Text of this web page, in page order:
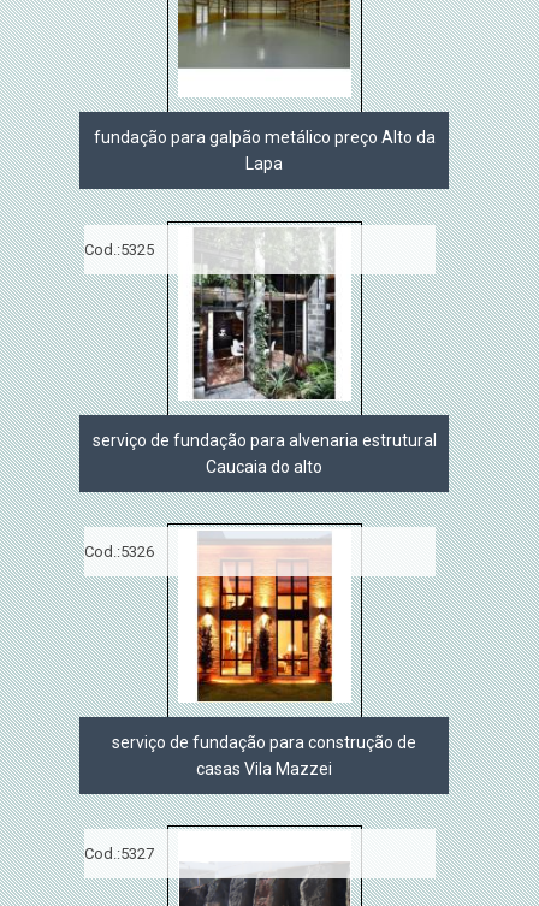
fundação para galpão metálico preço Alto da
Lapa
Cod.:5325
serviço de fundação para alvenaria estrutural
Caucaia do alto
Cod.:5326
serviço de fundação para construção de
casas Vila Mazzei
Cod.:5327